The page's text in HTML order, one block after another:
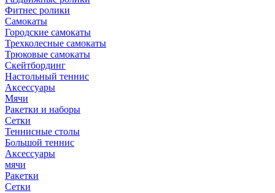
Фитнес ролики
Самокаты
Городские самокаты
Трехколесные самокаты
Трюковые самокаты
Скейтбординг
Настольный теннис
Аксессуары
Мячи
Ракетки и наборы
Сетки
Теннисные столы
Большой теннис
Аксессуары
мячи
Ракетки
Сетки